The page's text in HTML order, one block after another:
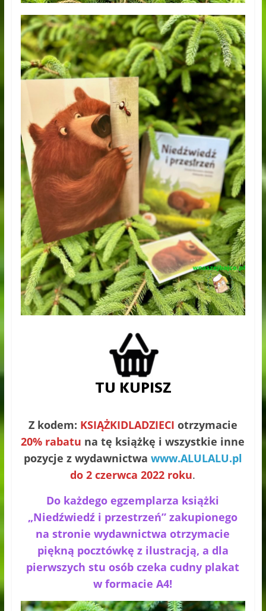
Z kodem: KSIĄŻKIDLADZIECI otrzymacie
20% rabatu na tę książkę i wszystkie inne
pozycje z wydawnictwa www.ALULALU.pl
do 2 czerwca 2022 roku.
Do każdego egzemplarza książki
„Niedźwiedź i przestrzeń” zakupionego
na stronie wydawnictwa otrzymacie
piękną pocztówkę z ilustracją, a dla
pierwszych stu osób czeka cudny plakat
w formacie A4!